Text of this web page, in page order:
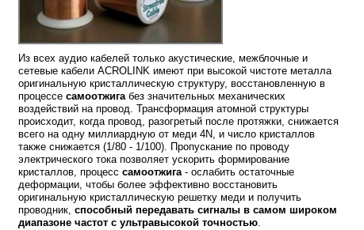
Из всех аудио кабелей только акустические, межблочные и
сетевые кабели ACROLINK имеют при высокой чистоте металла
оригинальную кристаллическую структуру, восстановленную в
процессе самоотжигабез значительных механических
воздействий на провод. Трансформация атомной структуры
происходит, когда провод, разогретый после протяжки, снижается
всего на одну миллиардную от меди 4N, и число кристаллов
также снижается (1/80 - 1/100). Пропускание по проводу
электрического тока позволяет ускорить формирование
кристаллов, процесс самоотжига- ослабить остаточные
деформации, чтобы более эффективно восстановить
оригинальную кристаллическую решетку меди и получить
проводник, способный передавать сигналы в самом широком
диапазоне частот с ультравысокой точностью.